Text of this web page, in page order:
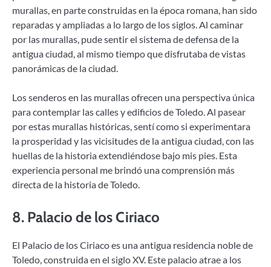
murallas, en parte construidas en la época romana, han sido
reparadas y ampliadas a lo largo de los siglos. Al caminar
por las murallas, pude sentir el sistema de defensa de la
antigua ciudad, al mismo tiempo que disfrutaba de vistas
panorámicas de la ciudad.
Los senderos en las murallas ofrecen una perspectiva única
para contemplar las calles y edificios de Toledo. Al pasear
por estas murallas históricas, sentí como si experimentara
la prosperidad y las vicisitudes de la antigua ciudad, con las
huellas de la historia extendiéndose bajo mis pies. Esta
experiencia personal me brindó una comprensión más
directa de la historia de Toledo.
8. Palacio de los Ciriaco
El Palacio de los Ciriaco es una antigua residencia noble de
Toledo, construida en el siglo XV. Este palacio atrae a los